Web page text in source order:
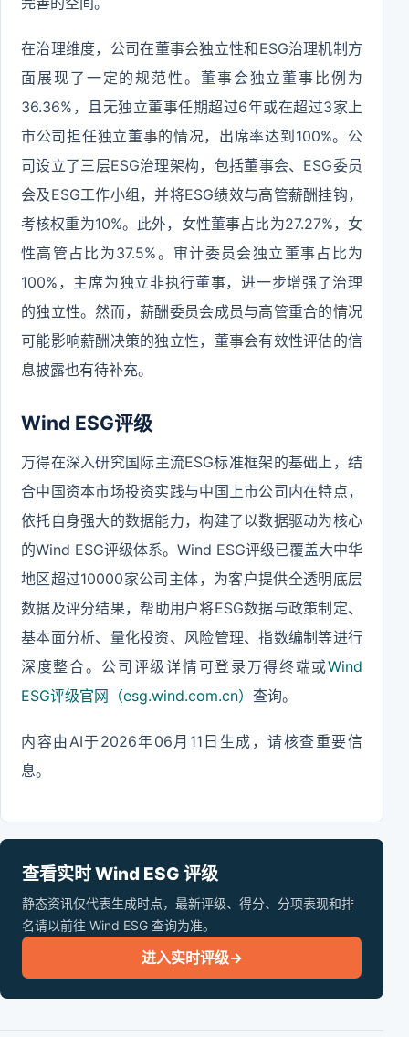
在治理维度，公司在董事会独立性和ESG治理机制方
面展现了一定的规范性。董事会独立董事比例为
36.36%，且无独立董事任期超过6年或在超过3家上
市公司担任独立董事的情况，出席率达到100%。公
司设立了三层ESG治理架构，包括董事会、ESG委员
会及ESG工作小组，并将ESG绩效与高管薪酬挂钩，
考核权重为10%。此外，女性董事占比为27.27%，女
性高管占比为37.5%。审计委员会独立董事占比为
100%，主席为独立非执行董事，进一步增强了治理
的独立性。然而，薪酬委员会成员与高管重合的情况
可能影响薪酬决策的独立性，董事会有效性评估的信
息披露也有待补充。
Wind ESG评级
万得在深入研究国际主流ESG标准框架的基础上，结
合中国资本市场投资实践与中国上市公司内在特点，
依托自身强大的数据能力，构建了以数据驱动为核心
的Wind ESG评级体系。Wind ESG评级已覆盖大中华
地区超过10000家公司主体，为客户提供全透明底层
数据及评分结果，帮助用户将ESG数据与政策制定、
基本面分析、量化投资、风险管理、指数编制等进行
深度整合。公司评级详情可登录万得终端或Wind
ESG评级官网（esg.wind.com.cn） 查询。
内容由AI于2026年06月11日生成，请核查重要信
息。
查看实时 Wind ESG 评级
静态资讯仅代表生成时点，最新评级、得分、分项表现和排
名请以前往 Wind ESG 查询为准。
进入实时评级→